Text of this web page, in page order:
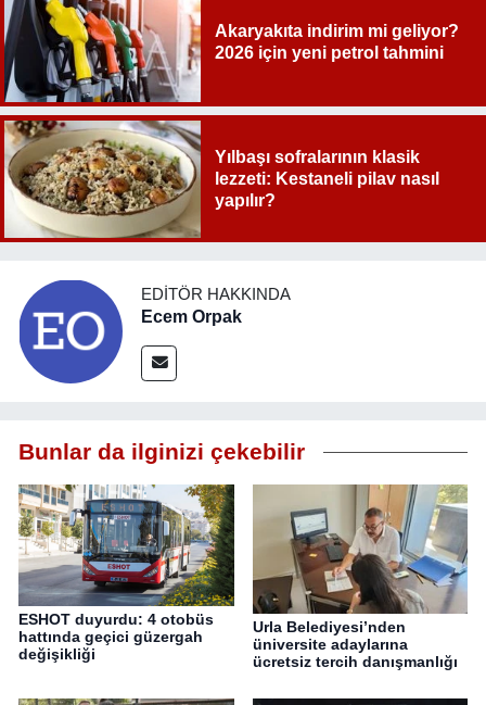
Akaryakıta indirim mi geliyor?
2026 için yeni petrol tahmini
Yılbaşı sofralarının klasik
lezzeti: Kestaneli pilav nasıl
yapılır?
EDITÖR HAKKINDA
Ecem Orpak
Bunlar da ilginizi çekebilir
ESHOT duyurdu: 4 otobüs
hattında geçici güzergah
değişikliği
Urla Belediyesi’nden
üniversite adaylarına
ücretsiz tercih danışmanlığı